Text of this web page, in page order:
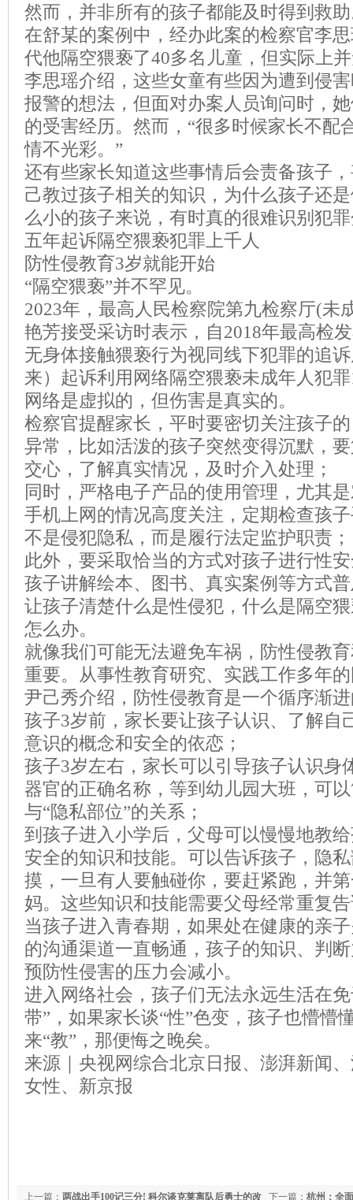
然而，并非所有的孩子都能及时得到救
在舒某的案例中，经办此案的检察官李
代他隔空猥亵了40多名儿童，但实际上
李思瑶介绍，这些女童有些因为遭到侵
报警的想法，但面对办案人员询问时，
的受害经历。然而，“很多时候家长不配
情不光彩。”
还有些家长知道这些事情后会责备孩子
己教过孩子相关的知识，为什么孩子还
么小的孩子来说，有时真的很难识别犯
五年起诉隔空猥亵犯罪上千人
防性侵教育3岁就能开始
“隔空猥亵”并不罕见。
2023年，最高人民检察院第九检察厅(未
艳芳接受采访时表示，自2018年最高检
无身体接触猥亵行为视同线下犯罪的追
来）起诉利用网络隔空猥亵未成年人犯
网络是虚拟的，但伤害是真实的。
检察官提醒家长，平时要密切关注孩子
异常，比如活泼的孩子突然变得沉默，
交心，了解真实情况，及时介入处理；
同时，严格电子产品的使用管理，尤其
手机上网的情况高度关注，定期检查孩
不是侵犯隐私，而是履行法定监护职责；
此外，要采取恰当的方式对孩子进行性
孩子讲解绘本、图书、真实案例等方式
让孩子清楚什么是性侵犯，什么是隔空
怎么办。
就像我们可能无法避免车祸，防性侵教
重要。从事性教育研究、实践工作多年
尹己秀介绍，防性侵教育是一个循序渐
孩子3岁前，家长要让孩子认识、了解自
意识的概念和安全的依恋；
孩子3岁左右，家长可以引导孩子认识身
器官的正确名称，等到幼儿园大班，可
与“隐私部位”的关系；
到孩子进入小学后，父母可以慢慢地教
安全的知识和技能。可以告诉孩子，隐
摸，一旦有人要触碰你，要赶紧跑，并
妈。这些知识和技能需要父母经常重复
当孩子进入青春期，如果处在健康的亲
的沟通渠道一直畅通，孩子的知识、判
预防性侵害的压力会减小。
进入网络社会，孩子们无法永远生活在
带”，如果家长谈“性”色变，孩子也懵懵
来“教”，那便悔之晚矣。
来源｜央视网综合北京日报、澎湃新闻
女性、新京报
下一篇： 杭州：全
上一篇： 两战出手100记三分! 科尔谈克莱离队后勇士的改